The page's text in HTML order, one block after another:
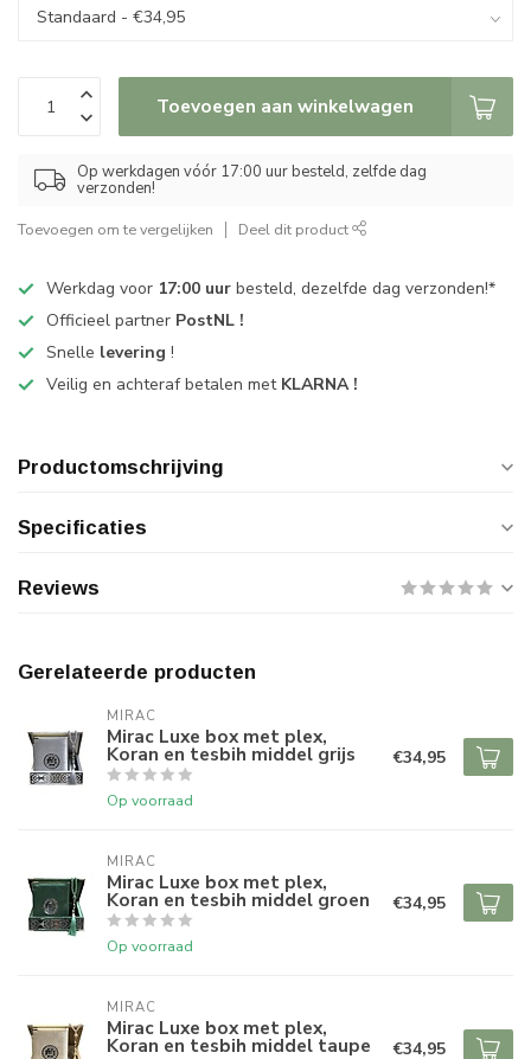
Toevoegen aan winkelwagen
Op werkdagen vóór 17:00 uur besteld, zelfde dag
verzonden!
Toevoegen om te vergelijken Deel dit product
Werkdag voor 17:00 uur besteld, dezelfde dag verzonden!*
Officieel partner PostNL !
Snelle levering !
Veilig en achteraf betalen met KLARNA !
Productomschrijving
Specificaties
Reviews
Gerelateerde producten
MIRAC
Mirac Luxe box met plex,
Koran en tesbih middel grijs
Op voorraad
€34,95
MIRAC
Mirac Luxe box met plex,
Koran en tesbih middel groen
Op voorraad
€34,95
MIRAC
Mirac Luxe box met plex,
Koran en tesbih middel taupe €34,95